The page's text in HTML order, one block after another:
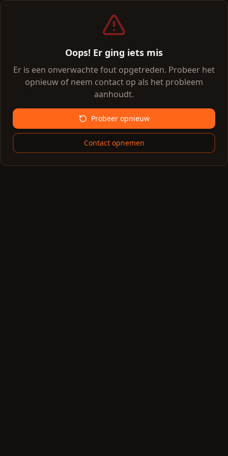
Oops! Er ging iets mis
Er is een onverwachte fout opgetreden. Probeer het
opnieuw of neem contact op als het probleem
aanhoudt.
Probeer opnieuw
Contact opnemen